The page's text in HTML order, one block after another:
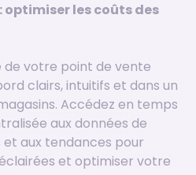
les coûts des
votre point de vente
clairs, intuitifs et dans un
Accédez en temps
aux données de
aux tendances pour
et optimiser votre